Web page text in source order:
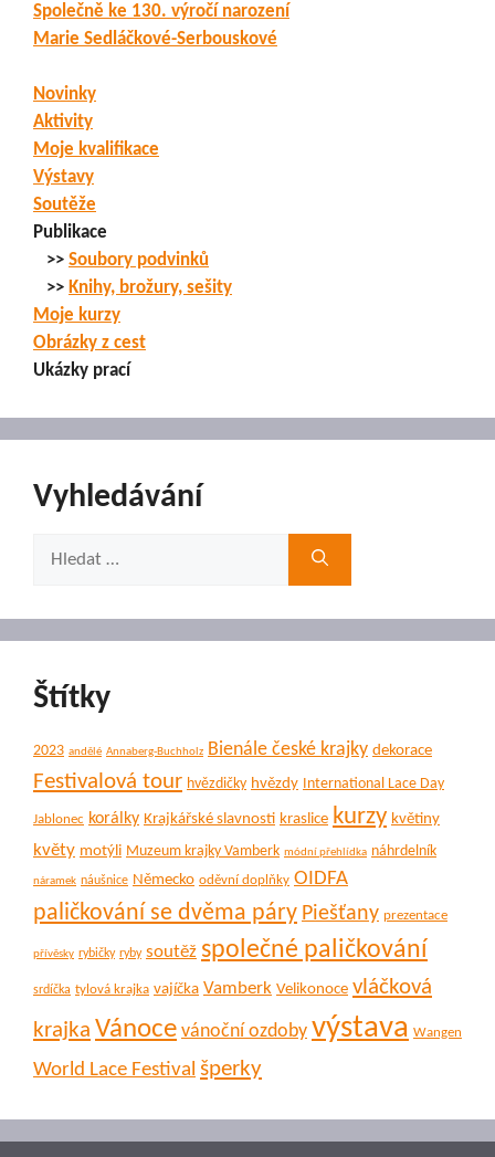
Společně ke 130. výročí narození
Marie Sedláčkové-Serbouskové
Novinky
Aktivity
Moje kvalifikace
Výstavy
Soutěže
Publikace
>> Soubory podvinků
>> Knihy, brožury, sešity
Moje kurzy
Obrázky z cest
Ukázky prací
Vyhledávání
Štítky
2023 andělé Annaberg-Buchholz Bienále české krajky dekorace
Festivalová tour hvězdičky hvězdy International Lace Day
Jablonec korálky Krajkářské slavnosti kraslice kurzy květiny
květy motýli Muzeum krajky Vamberk módní přehlídka náhrdelník
náramek náušnice Německo oděvní doplňky OIDFA
paličkování se dvěma páry Piešťany prezentace
přívěsky rybičky ryby soutěž společné paličkování
srdíčka tylová krajka vajíčka Vamberk Velikonoce vláčková
krajka Vánoce vánoční ozdoby výstava Wangen
World Lace Festival šperky